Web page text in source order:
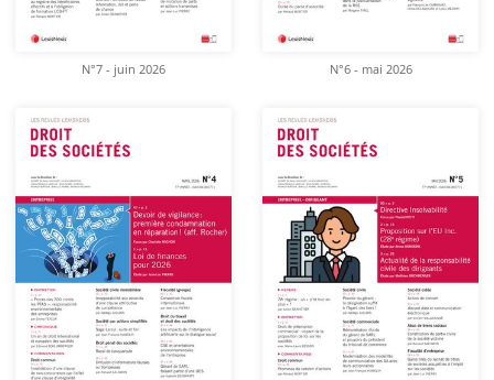
N°7 - juin 2026 N°6 - mai 2026